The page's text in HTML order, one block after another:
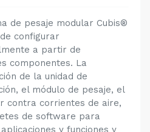
de pesaje modular Cubis®
configurar
a partir de
componentes. La
de la unidad de
el módulo de pesaje, el
contra corrientes de aire,
de software para
y funciones y